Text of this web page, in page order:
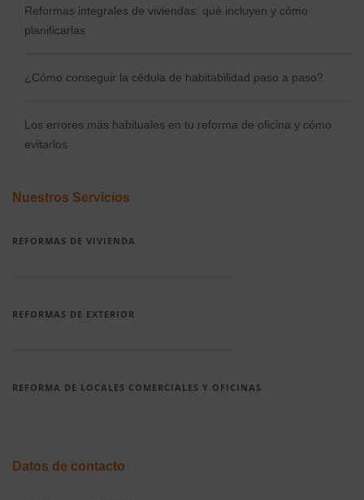
Reformas integrales de viviendas: qué incluyen y cómo
planificarlas
¿Cómo conseguir la cédula de habitabilidad paso a paso?
Los errores más habituales en tu reforma de oficina y cómo
evitarlos
Nuestros Servicios
REFORMAS DE VIVIENDA
REFORMAS DE EXTERIOR
REFORMA DE LOCALES COMERCIALES Y OFICINAS
Datos de contacto